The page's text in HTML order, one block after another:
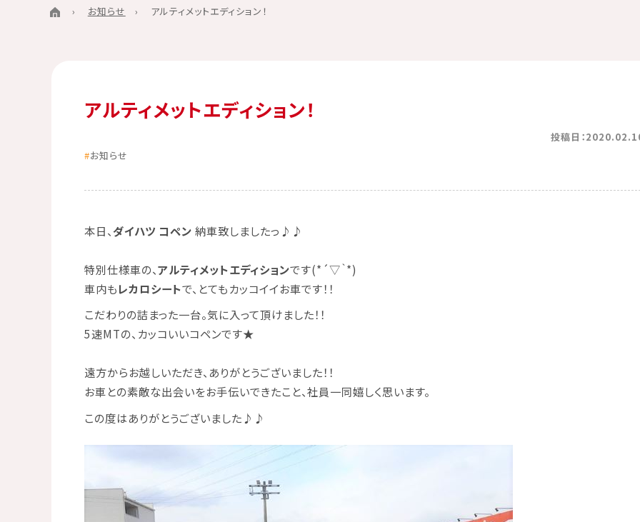
お知らせ アルティメットエディション！
アルティメットエディション！
投稿日：
お知らせ
本日、ダイハツ コペン 納車致しましたっ♪♪
特別仕様車の、アルティメットエディションです(*´▽｀*)
車内もレカロシートで、とてもカッコイイお車です！！
こだわりの詰まった一台。気に入って頂けました！！
5速MTの、カッコいいコペンです★
遠方からお越しいただき、ありがとうございました！！
お車との素敵な出会いをお手伝いできたこと、社員一同嬉しく思います。
この度はありがとうございました ♪♪